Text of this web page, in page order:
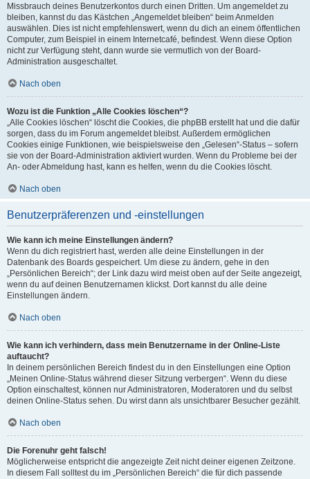
Missbrauch deines Benutzerkontos durch einen Dritten. Um angemeldet zu
bleiben, kannst du das Kästchen „Angemeldet bleiben“ beim Anmelden
auswählen. Dies ist nicht empfehlenswert, wenn du dich an einem öffentlichen
Computer, zum Beispiel in einem Internetcafé, befindest. Wenn diese Option
nicht zur Verfügung steht, dann wurde sie vermutlich von der Board-
Administration ausgeschaltet.
Nach oben
Wozu ist die Funktion „Alle Cookies löschen“?
„Alle Cookies löschen“ löscht die Cookies, die phpBB erstellt hat und die dafür
sorgen, dass du im Forum angemeldet bleibst. Außerdem ermöglichen
Cookies einige Funktionen, wie beispielsweise den „Gelesen“-Status – sofern
sie von der Board-Administration aktiviert wurden. Wenn du Probleme bei der
An- oder Abmeldung hast, kann es helfen, wenn du die Cookies löscht.
Nach oben
Benutzerpräferenzen und -einstellungen
Wie kann ich meine Einstellungen ändern?
Wenn du dich registriert hast, werden alle deine Einstellungen in der
Datenbank des Boards gespeichert. Um diese zu ändern, gehe in den
„Persönlichen Bereich“; der Link dazu wird meist oben auf der Seite angezeigt,
wenn du auf deinen Benutzernamen klickst. Dort kannst du alle deine
Einstellungen ändern.
Nach oben
Wie kann ich verhindern, dass mein Benutzername in der Online-Liste
auftaucht?
In deinem persönlichen Bereich findest du in den Einstellungen eine Option
„Meinen Online-Status während dieser Sitzung verbergen“. Wenn du diese
Option einschaltest, können nur Administratoren, Moderatoren und du selbst
deinen Online-Status sehen. Du wirst dann als unsichtbarer Besucher gezählt.
Nach oben
Die Forenuhr geht falsch!
Möglicherweise entspricht die angezeigte Zeit nicht deiner eigenen Zeitzone.
In diesem Fall solltest du im „Persönlichen Bereich“ die für dich passende